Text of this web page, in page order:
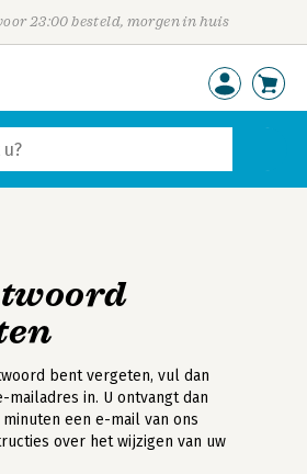
23:00 besteld, morgen in huis
bent vergeten, vul dan
mailadres in. U ontvangt dan
een e-mail van ons
over het wijzigen van uw